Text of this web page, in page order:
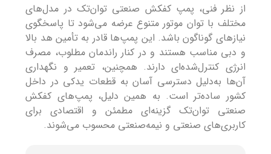
از نظر فنی، پمپ کفکش صنعتی توان‌تک در مدل‌های
مختلف با توان موتور متنوع عرضه می‌شود تا پاسخگوی
نیازهای گوناگون باشد. این پمپ‌ها قادر به تأمین هد بالا
و دبی مناسب هستند و در کنار راندمان مطلوب، مصرف
انرژی کنترل‌شده‌ای دارند. همچنین، تعمیر و نگهداری
آن‌ها به‌دلیل دسترسی آسان به قطعات یدکی در داخل
کشور ساده‌تر است. به همین دلیل، پمپ‌های کفکش
صنعتی توان‌تک گزینه‌ای مطمئن و اقتصادی برای
کاربری‌های صنعتی و نیمه‌صنعتی محسوب می‌شوند.